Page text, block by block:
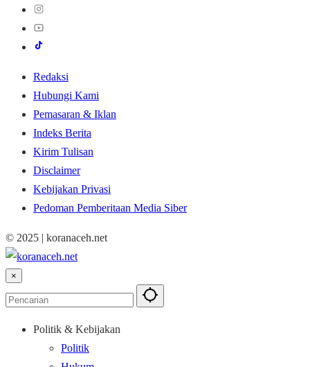
Redaksi
Hubungi Kami
Pemasaran & Iklan
Indeks Berita
Kirim Tulisan
Disclaimer
Kebijakan Privasi
Pedoman Pemberitaan Media Siber
© 2025 | koranaceh.net
×
Politik & Kebijakan
Politik